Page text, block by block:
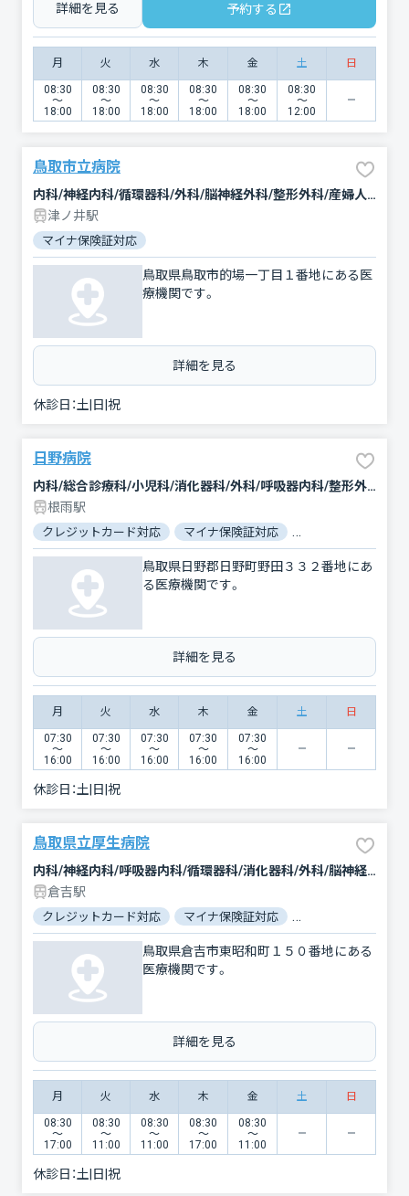
詳細を見る 予約する
月 火 水 木 金 土 日
08:30
〜
18:00
08:30
〜
18:00
08:30
〜
18:00
08:30
〜
18:00
08:30
〜
18:00
08:30
〜
12:00
鳥取市立病院
内科/神経内科/循環器科/外科/脳神経外科/整形外科/産婦人科/耳鼻咽喉科/小児科/眼科/皮膚科/泌尿器科/歯科/麻酔科/リハビリテーション/精神科・神経科/放射線科
津ノ井駅
マイナ保険証対応
鳥取県鳥取市的場一丁目１番地にある医
療機関です。
詳細を見る
休診日：土|日|祝
日野病院
内科/総合診療科/小児科/消化器科/外科/呼吸器内科/整形外科/皮膚科/泌尿器科/糖尿病内科/血液内科/眼科/耳鼻咽喉科/リハビリテーション/呼吸器科/心療内科/神経内科/循環器科/心臓血管外科/人工透析/脳神経外科/婦人科
根雨駅
クレジットカード対応 マイナ保険証対応
鳥取県日野郡日野町野田３３２番地にあ
る医療機関です。
詳細を見る
月 火 水 木 金 土 日
07:30
〜
16:00
07:30
〜
16:00
07:30
〜
16:00
07:30
〜
16:00
07:30
〜
16:00
休診日：土|日|祝
鳥取県立厚生病院
内科/神経内科/呼吸器内科/循環器科/消化器科/外科/脳神経外科/整形外科/小児科/産婦人科/眼科/耳鼻咽喉科/皮膚科/泌尿器科/精神科・神経科/放射線科
倉吉駅
クレジットカード対応 マイナ保険証対応
鳥取県倉吉市東昭和町１５０番地にある
医療機関です。
詳細を見る
月 火 水 木 金 土 日
08:30
〜
17:00
08:30
〜
11:00
08:30
〜
11:00
08:30
〜
17:00
08:30
〜
11:00
休診日：土|日|祝